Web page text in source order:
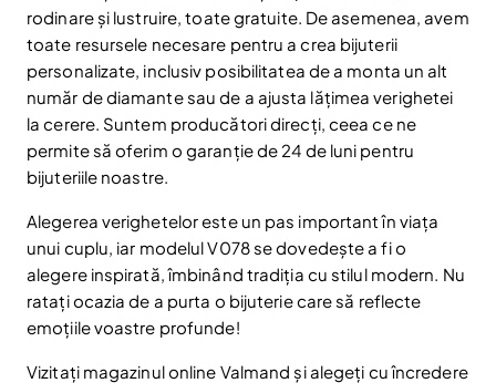
Fii la curent cu noutățile și promoțiile abonându-te
la newsletter-ul nostru.
Email
Abonare
Am citit și sunt de acord cu Politica de confidentialitate
Nu mai afișa.
rodinare și lustruire, toate gratuite. De asemenea, avem
toate resursele necesare pentru a crea bijuterii
personalizate, inclusiv posibilitatea de a monta un alt
număr de diamante sau de a ajusta lățimea verighetei
la cerere. Suntem producători direcți, ceea ce ne
permite să oferim o garanție de 24 de luni pentru
bijuteriile noastre.
Alegerea verighetelor este un pas important în viața
unui cuplu, iar modelul V078 se dovedește a fi o
alegere inspirată, îmbinând tradiția cu stilul modern. Nu
ratați ocazia de a purta o bijuterie care să reflecte
emoțiile voastre profunde!
Vizitați magazinul online Valmand și alegeți cu încredere